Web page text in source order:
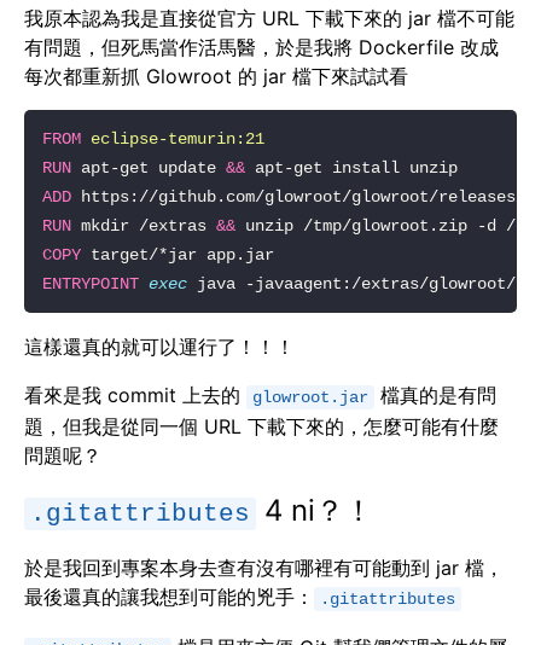
我原本認為我是直接從官方 URL 下載下來的 jar 檔不可能
有問題，但死馬當作活馬醫，於是我將 Dockerfile 改成
每次都重新抓 Glowroot 的 jar 檔下來試試看
FROM eclipse-temurin:21
RUN apt-get update &&
ADD
RUN mkdir /extras &&
COPY
ENTRYPOINT exec java -javaagent:/extras/glowroot/
這樣還真的就可以運行了！！！
看來是我 commit 上去的
glowroot.jar
檔真的是有問
題，但我是從同一個 URL 下載下來的，怎麼可能有什麼
問題呢？
.gitattributes 4 ni？！
於是我回到專案本身去查有沒有哪裡有可能動到 jar 檔，
最後還真的讓我想到可能的兇手：
.gitattributes